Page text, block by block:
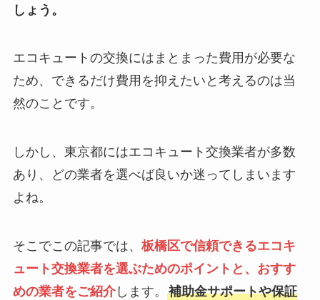
しょう。
エコキュートの交換にはまとまった費用が必要な
ため、できるだけ費用を抑えたいと考えるのは当
然のことです。
しかし、東京都にはエコキュート交換業者が多数
あり、どの業者を選べば良いか迷ってしまいます
よね。
そこでこの記事では、 板橋区で信頼できるエコキ
ュート交換業者を選ぶためのポイントと、おすす
めの業者をご紹介します。 補助金サポートや保証